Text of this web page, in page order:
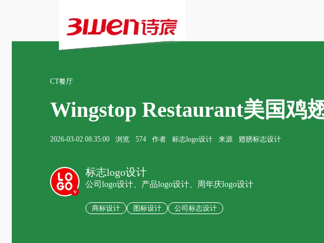
CT餐厅
Wingstop Restaurant美国鸡
2026-03-02 08:35:00 浏览 574 作者 标志logo设计 来源 翅膀标志设计
v
标志logo设计
公司logo设计、产品logo设计、周年庆logo设计
商标设计 图标设计 公司标志设计